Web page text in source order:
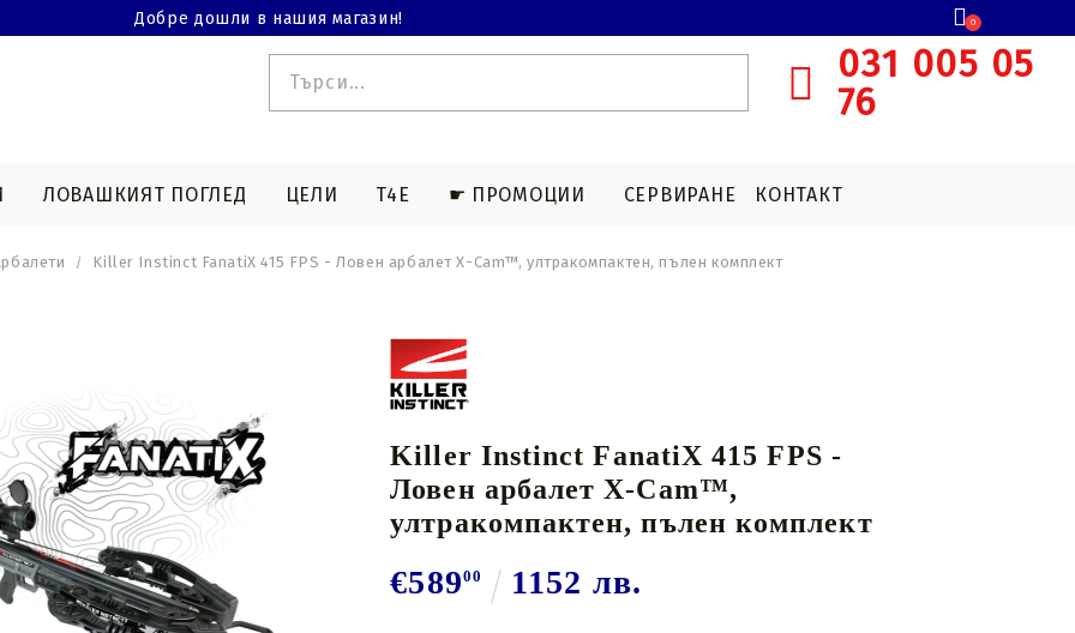
Добре дошли в нашия магазин!
031 005 05
76
0
Съвети за спортна
стрелба
Нок стрели
Light nocks арбалетни
стрели
Вложки за стрели
Пера за стрели
Чанти и чанти
Комбинирани въжета
Изкривени струни
Подложки за стрелки и
Аксесоари за система за насочване
ЛОВАШКИЯТ ПОГЛЕД ЦЕЛИ T4E ☛ ПРОМОЦИИ CЕРВИРАНЕ КОНТАКТ
Killer Instinct FanatiX 415 FPS - Ловен арбалет X-Cam™, ултракомпактен, пълен комплект
Killer Instinct FanatiX 415 FPS -
Ловен арбалет X-Cam™,
ултракомпактен, пълен комплект
€58900 1152 лв.